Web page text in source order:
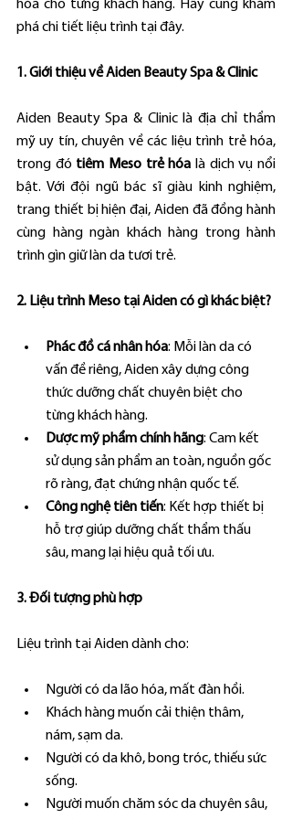
hóa cho từng khách hàng. Hãy cùng khám
phá chi tiết liệu trình tại đây.
1. Giới thiệu về Aiden Beauty Spa & Clinic
Aiden Beauty Spa & Clinic là địa chỉ thẩm
mỹ uy tín, chuyên về các liệu trình trẻ hóa,
trong đó tiêm Meso trẻ hóa là dịch vụ nổi
bật. Với đội ngũ bác sĩ giàu kinh nghiệm,
trang thiết bị hiện đại, Aiden đã đồng hành
cùng hàng ngàn khách hàng trong hành
trình gìn giữ làn da tươi trẻ.
2. Liệu trình Meso tại Aiden có gì khác biệt?
Phác đồ cá nhân hóa: Mỗi làn da có
vấn đề riêng, Aiden xây dựng công
thức dưỡng chất chuyên biệt cho
từng khách hàng.
Dược mỹ phẩm chính hãng: Cam kết
sử dụng sản phẩm an toàn, nguồn gốc
rõ ràng, đạt chứng nhận quốc tế.
Công nghệ tiên tiến: Kết hợp thiết bị
hỗ trợ giúp dưỡng chất thẩm thấu
sâu, mang lại hiệu quả tối ưu.
3. Đối tượng phù hợp
Liệu trình tại Aiden dành cho:
Người có da lão hóa, mất đàn hồi.
Khách hàng muốn cải thiện thâm,
nám, sạm da.
Người có da khô, bong tróc, thiếu sức
sống.
Người muốn chăm sóc da chuyên sâu,